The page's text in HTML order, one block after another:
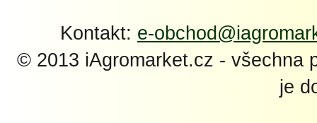
Kontakt: e-
© 2013 iAgromarket.cz - všechna
je